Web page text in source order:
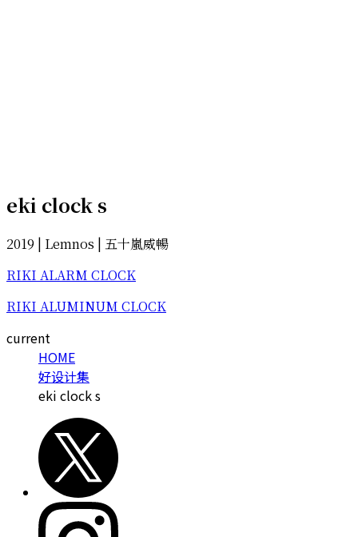
eki clock s
2019 | Lemnos | 五十嵐威暢
RIKI ALARM CLOCK
RIKI ALUMINUM CLOCK
current
HOME
好设计集
eki clock s